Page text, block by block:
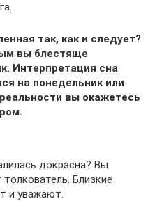
так, как и следует?
вы блестяще
Интерпретация сна
на понедельник или
вы окажетесь
докрасна? Вы
Близкие
и уважают.